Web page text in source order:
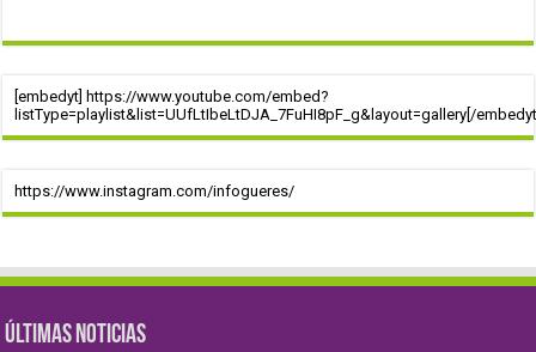
[embedyt] https://www.youtube.com/embed?
listType=playlist&list=UUfLtIbeLtDJA_7FuHI8pF_g&layout=gallery[/
https://www.instagram.com/infogueres/
ÚLTIMAS NOTICIAS